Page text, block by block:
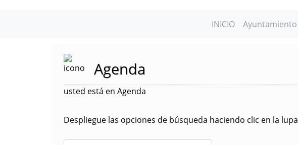
INICIO Ayuntamiento
Agenda
usted está en Agenda
Despliegue las opciones de búsqueda haciendo clic en la lupa